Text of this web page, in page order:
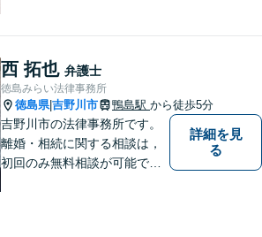
とりに合ったサポートを心が
けています。【夜間・休日相
談可能】【オンライン出張相
談可】
西 拓也 弁護士
徳島みらい法律事務所
徳島県|吉野川市 鴨島駅 から徒歩5分
吉野川市の法律事務所です。
離婚・相続に関する相談は，
初回のみ無料相談が可能です
詳細を見
る